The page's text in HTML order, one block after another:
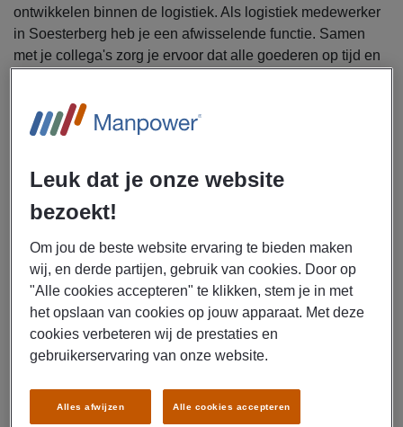
ontwikkelen binnen de logistiek. Als logistiek medewerker
in Soesterberg heb je een afwisselende functie. Samen
met je collega's zorg je ervoor dat alle goederen op tijd en
Uitzendbureau Manpower is op zoek naar logistiek
Jouw werkzaamheden bestaan uit:
Ontvangen, controleren en opslaan van goederen
zendingen
Laden en lossen van vrachtwagens
Werken met scanners en magazijnsystemen
Uitvoeren van voorraadcontroles
Verpakken, labelen en stickeren van goederen
Dit krijg je
Bruto uurloon van € 15,00
Leuk dat je onze website
bezoekt!
Om jou de beste website ervaring te bieden maken
wij, en derde partijen, gebruik van cookies. Door op
"Alle cookies accepteren" te klikken, stem je in met
het opslaan van cookies op jouw apparaat. Met deze
cookies verbeteren wij de prestaties en
gebruikerservaring van onze website.
Alles afwijzen Alle cookies accepteren